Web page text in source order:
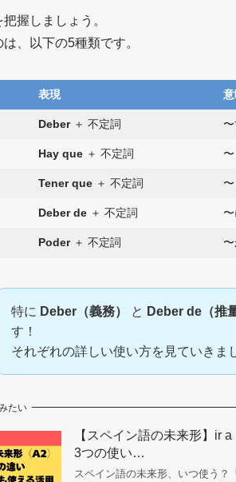
握しましょう。
、以下の5種類です。
表現
Deber＋ 不定詞
Hay que＋ 不定詞
Tener que＋ 不定詞
Deber de＋ 不定詞
Poder＋ 不定詞
特に Deber（義務） と Deber de（推
す！
それぞれの詳しい使い方を見ていきま
たい
【スペイン語の未来形】ir
3つの使い…
スペイン語の未来形、いつ使う？